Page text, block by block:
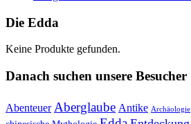
Die Edda
Keine Produkte gefunden.
Danach suchen unsere Besucher
Abenteuer Aberglaube Antike Archäologie